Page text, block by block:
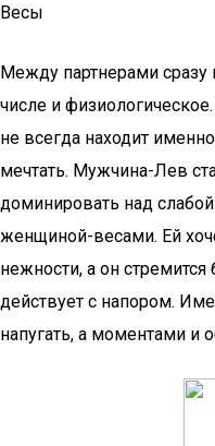
Весы
Между партнерами сразу
числе и
не всегда находит
мечтать. Мужчина-Лев
доминировать над
женщиной-весами. Ей
нежности, а он
действует с напором.
напугать, а моментами